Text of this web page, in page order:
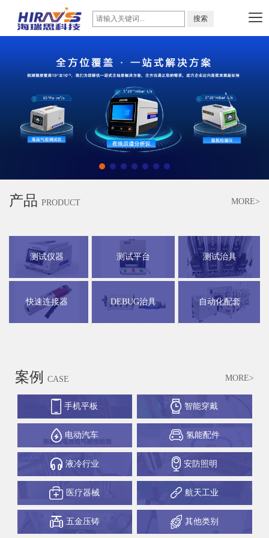
产品 PRODUCT MORE>
测试仪器 测试平台 测试治具
快速连接器 DEBUG治具 自动化配套
案例 CASE MORE>
手机平板 智能穿戴
电动汽车 氢能配件
液冷行业 安防照明
医疗器械 航天工业
五金压铸 其他类别